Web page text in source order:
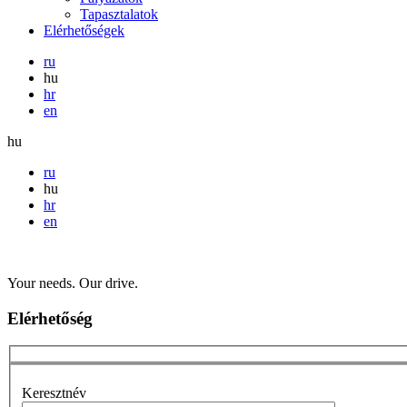
Tapasztalatok
Elérhetőségek
ru
hu
hr
en
hu
ru
hu
hr
en
Your needs. Our drive.
Elérhetőség
Keresztnév